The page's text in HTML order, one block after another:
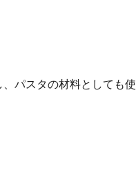
パスタの材料としても使